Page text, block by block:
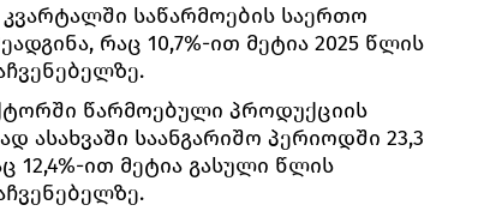
საწარმოების საერთო
რაც 10,7%-ით მეტია 2025 წლის
წარმოებული პროდუქციის
საანგარიშო პერიოდში 23,3
ით მეტია გასული წლის